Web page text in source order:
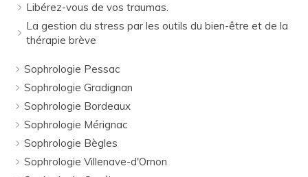
Libérez-vous de vos traumas.
La gestion du stress par les outils du bien-être et de la
thérapie brève
Sophrologie Pessac
Sophrologie Gradignan
Sophrologie Bordeaux
Sophrologie Mérignac
Sophrologie Bègles
Sophrologie Villenave-d'Ornon